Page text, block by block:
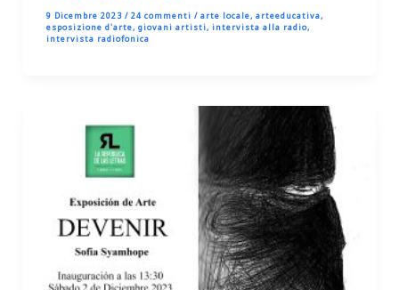
9 Dicembre 2023 / 24 commenti / arte locale, arteeducativa,
esposizione d'arte, giovani artisti, intervista alla radio,
intervista radiofonica